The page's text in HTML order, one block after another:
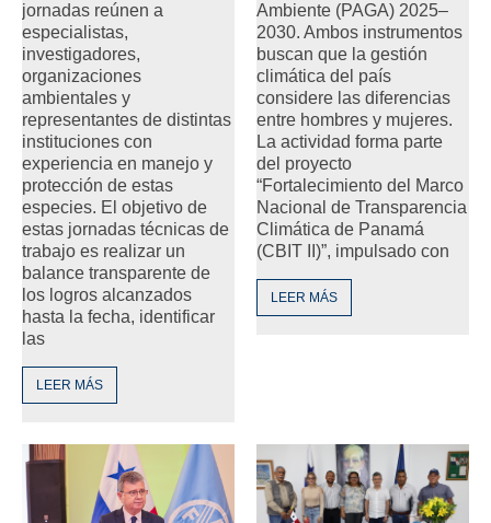
jornadas reúnen a
especialistas,
investigadores,
organizaciones
ambientales y
representantes de distintas
instituciones con
experiencia en manejo y
protección de estas
especies. El objetivo de
estas jornadas técnicas de
trabajo es realizar un
balance transparente de
los logros alcanzados
hasta la fecha, identificar
las
LEER MÁS
Ambiente (PAGA) 2025–
2030. Ambos instrumentos
buscan que la gestión
climática del país
considere las diferencias
entre hombres y mujeres.
La actividad forma parte
del proyecto
“Fortalecimiento del Marco
Nacional de Transparencia
Climática de Panamá
(CBIT II)”, impulsado con
LEER MÁS